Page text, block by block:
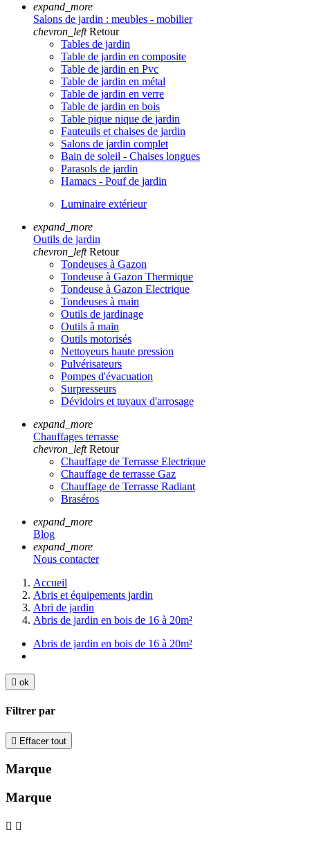
expand_more
Salons de jardin : meubles - mobilier
chevron_left Retour
Tables de jardin
Table de jardin en composite
Table de jardin en Pvc
Table de jardin en métal
Table de jardin en verre
Table de jardin en bois
Table pique nique de jardin
Fauteuils et chaises de jardin
Salons de jardin complet
Bain de soleil - Chaises longues
Parasols de jardin
Hamacs - Pouf de jardin
Luminaire extérieur
expand_more
Outils de jardin
chevron_left Retour
Tondeuses à Gazon
Tondeuse à Gazon Thermique
Tondeuse à Gazon Electrique
Tondeuses à main
Outils de jardinage
Outils à main
Outils motorisés
Nettoyeurs haute pression
Pulvérisateurs
Pompes d'évacuation
Surpresseurs
Dévidoirs et tuyaux d'arrosage
expand_more
Chauffages terrasse
chevron_left Retour
Chauffage de Terrasse Electrique
Chauffage de terrasse Gaz
Chauffage de Terrasse Radiant
Braséros
expand_more
Blog
expand_more
Nous contacter
Accueil
Abris et équipements jardin
Abri de jardin
Abris de jardin en bois de 16 à 20m²
Abris de jardin en bois de 16 à 20m²
 ok
Filtrer par
 Effacer tout
Marque
Marque
 